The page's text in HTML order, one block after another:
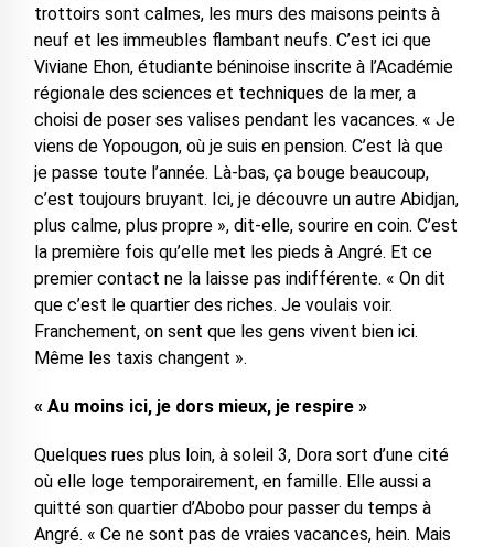
trottoirs sont calmes, les murs des maisons peints à
neuf et les immeubles flambant neufs. C’est ici que
Viviane Ehon, étudiante béninoise inscrite à l’Académie
régionale des sciences et techniques de la mer, a
choisi de poser ses valises pendant les vacances. « Je
viens de Yopougon, où je suis en pension. C’est là que
je passe toute l’année. Là-bas, ça bouge beaucoup,
c’est toujours bruyant. Ici, je découvre un autre Abidjan,
plus calme, plus propre », dit-elle, sourire en coin. C’est
la première fois qu’elle met les pieds à Angré. Et ce
premier contact ne la laisse pas indifférente. « On dit
que c’est le quartier des riches. Je voulais voir.
Franchement, on sent que les gens vivent bien ici.
Même les taxis changent ».
« Au moins ici, je dors mieux, je respire »
Quelques rues plus loin, à soleil 3, Dora sort d’une cité
où elle loge temporairement, en famille. Elle aussi a
quitté son quartier d’Abobo pour passer du temps à
Angré. « Ce ne sont pas de vraies vacances, hein. Mais